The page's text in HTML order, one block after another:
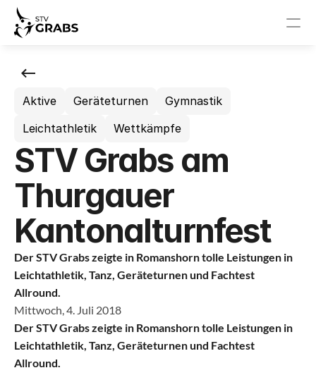
Events
News
Events
Vorstand
Sponsoren
Aktive
Alle Riegen
Aktive Geräteturnen
Gymnastik
Leichtathletik
Wettkämpfe
STV Grabs am
Thurgauer
Kantonalturnfest
Der STV Grabs zeigte in Romanshorn tolle Leistungen in
Leichtathletik, Tanz, Geräteturnen und Fachtest
Allround.
Mittwoch, 4. Juli 2018
Der STV Grabs zeigte in Romanshorn tolle Leistungen in
Leichtathletik, Tanz, Geräteturnen und Fachtest
Allround.